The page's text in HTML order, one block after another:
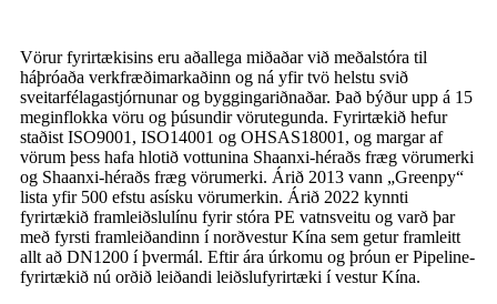
Vörur fyrirtækisins eru aðallega miðaðar við meðalstóra til
háþróaða verkfræðimarkaðinn og ná yfir tvö helstu svið
sveitarfélagastjórnunar og byggingariðnaðar. Það býður upp á 15
meginflokka vöru og þúsundir vörutegunda. Fyrirtækið hefur
staðist ISO9001, ISO14001 og OHSAS18001, og margar af
vörum þess hafa hlotið vottunina Shaanxi-héraðs fræg vörumerki
og Shaanxi-héraðs fræg vörumerki. Árið 2013 vann „Greenpy“
lista yfir 500 efstu asísku vörumerkin. Árið 2022 kynnti
fyrirtækið framleiðslulínu fyrir stóra PE vatnsveitu og varð þar
með fyrsti framleiðandinn í norðvestur Kína sem getur framleitt
allt að DN1200 í þvermál. Eftir ára úrkomu og þróun er Pipeline-
fyrirtækið nú orðið leiðandi leiðslufyrirtæki í vestur Kína.